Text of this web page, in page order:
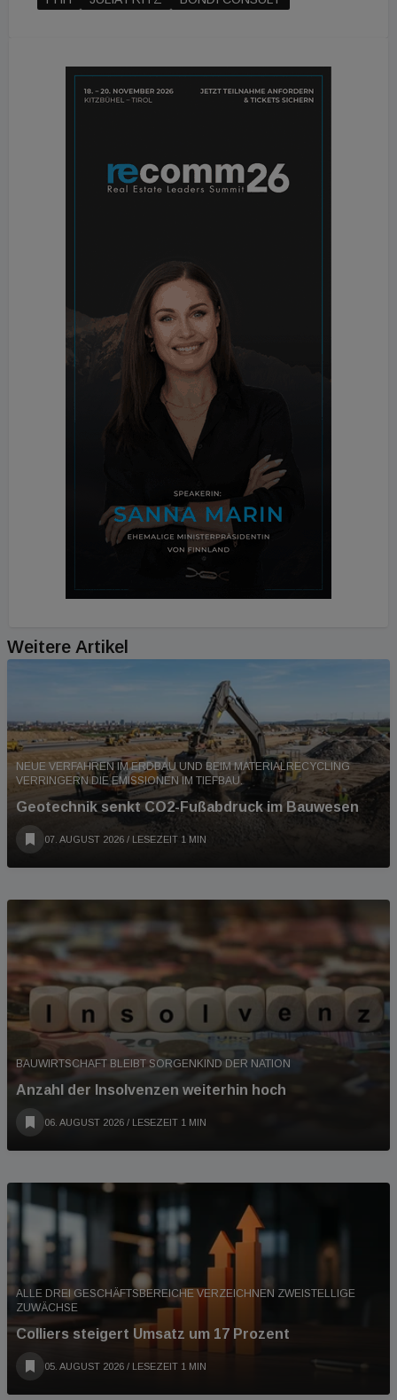
Weitere Artikel
NEUE VERFAHREN IM ERDBAU UND BEIM MATERIALRECYCLING
VERRINGERN DIE EMISSIONEN IM TIEFBAU.
Geotechnik senkt CO2-Fußabdruck im Bauwesen
07. AUGUST 2026 / LESEZEIT 1 MIN
BAUWIRTSCHAFT BLEIBT SORGENKIND DER NATION
Anzahl der Insolvenzen weiterhin hoch
06. AUGUST 2026 / LESEZEIT 1 MIN
ALLE DREI GESCHÄFTSBEREICHE VERZEICHNEN ZWEISTELLIGE
ZUWÄCHSE
Colliers steigert Umsatz um 17 Prozent
05. AUGUST 2026 / LESEZEIT 1 MIN